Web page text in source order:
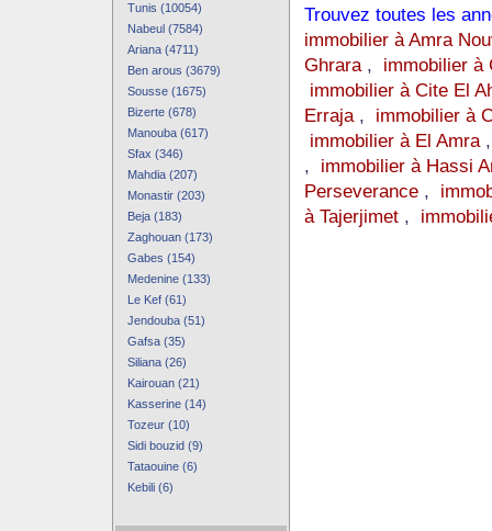
Tunis (10054)
Nabeul (7584)
Ariana (4711)
Ben arous (3679)
Sousse (1675)
Bizerte (678)
Manouba (617)
Sfax (346)
Mahdia (207)
Monastir (203)
Beja (183)
Zaghouan (173)
Gabes (154)
Medenine (133)
Le Kef (61)
Jendouba (51)
Gafsa (35)
Siliana (26)
Kairouan (21)
Kasserine (14)
Tozeur (10)
Sidi bouzid (9)
Tataouine (6)
Kebili (6)
Trouvez toutes les
immobilier à Amra
Ghrara, immobilier à
immobilier à Cite El
Erraja, immobilier à
immobilier à El Amra
, immobilier à Hassi
Perseverance,
à Tajerjimet,